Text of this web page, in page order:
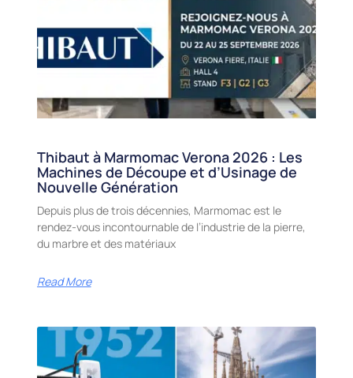
Thibaut à Marmomac Verona 2026 : Les
Machines de Découpe et d’Usinage de
Nouvelle Génération
Depuis plus de trois décennies, Marmomac est le
rendez-vous incontournable de l’industrie de la pierre,
du marbre et des matériaux
Read More